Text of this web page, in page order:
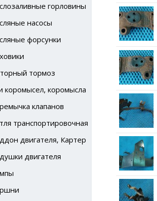
горловины
насосы
форсунки
тормоз
коромысел, коромысла
клапанов
транспортировочная
двигателя, Картер
двигателя